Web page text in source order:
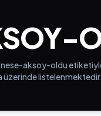
aksoy-oldu
üzerinde listelenmektedir.